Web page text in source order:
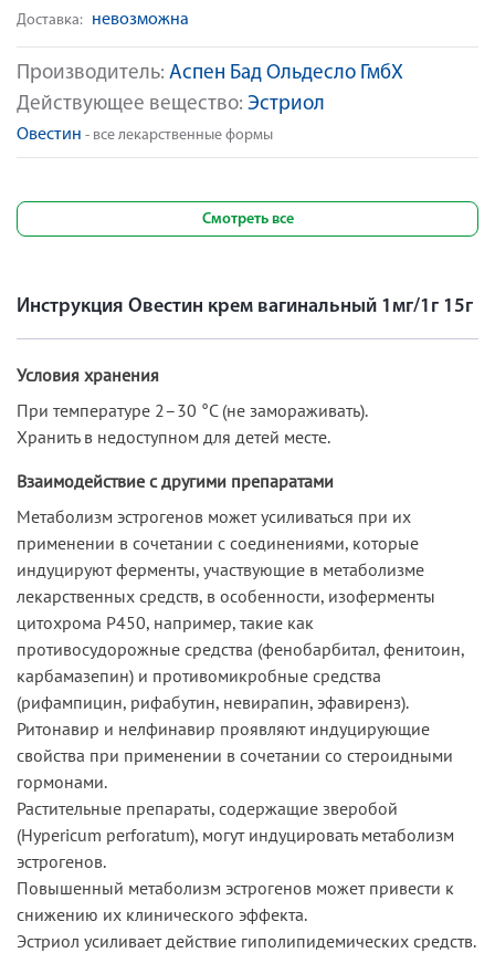
Производитель: Аспен Бад Ольдесло ГмбХ
Действующее вещество: Эстриол
Овестин - все лекарственные формы
Доставка: невозможна
Смотреть все
Инструкция Овестин крем вагинальный 1мг/1г 15г
Условия хранения
При температуре 2–30 °C (не замораживать).
Хранить в недоступном для детей месте.
Взаимодействие с другими препаратами
Метаболизм эстрогенов может усиливаться при их
применении в сочетании с соединениями, которые
индуцируют ферменты, участвующие в метаболизме
лекарственных средств, в особенности, изоферменты
цитохрома Р450, например, такие как
противосудорожные средства (фенобарбитал, фенитоин,
карбамазепин) и противомикробные средства
(рифампицин, рифабутин, невирапин, эфавиренз).
Ритонавир и нелфинавир проявляют индуцирующие
свойства при применении в сочетании со стероидными
гормонами.
Растительные препараты, содержащие зверобой
(Hypericum perforatum), могут индуцировать метаболизм
эстрогенов.
Повышенный метаболизм эстрогенов может привести к
снижению их клинического эффекта.
Эстриол усиливает действие гиполипидемических средств.